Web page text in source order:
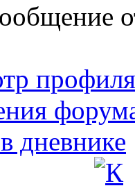
профиля
дневнике